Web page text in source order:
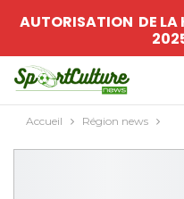
Accueil Région news
AUTORISATION DE